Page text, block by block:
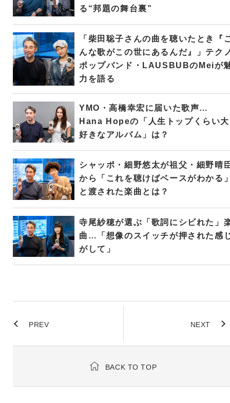
る“邦題の舞台裏”
「柴田聡子さんの曲を聴いたとき『
んな歌がこの世にあるんだ』」テク
ポップバンド・LAUSBUBのMeiが
力を語る
YMO・高橋幸宏に届いた歌声…
Hana Hopeの「人生トップくらい大
好きなアルバム」は？
シャッポ・細野悠太が祖父・細野晴
から「これを聴けばベースがわかる
と渡された楽曲とは？
寺尾紗穂が選ぶ「歌詞にシビれた」
曲…「想像のスイッチが押された感
がして」
PREV NEXT
BACK TO TOP